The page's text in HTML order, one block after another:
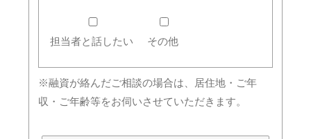
担当者と話したい その他
※融資が絡んだご相談の場合は、居住地・ご年
収・ご年齢等をお伺いさせていただきます。